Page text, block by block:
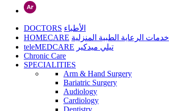
DOCTORS الأطباء
HOMECARE خدمات الرعاية الطبية المنزلية
teleMEDCARE تيلي ميدكير
Chronic Care
SPECIALITIES
Arm & Hand Surgery
Bariatric Surgery
Audiology
Cardiology
Dentistry